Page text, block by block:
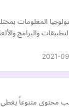
المعلومات
والبرامج
2021-
محتوى متنوعاً يغطي